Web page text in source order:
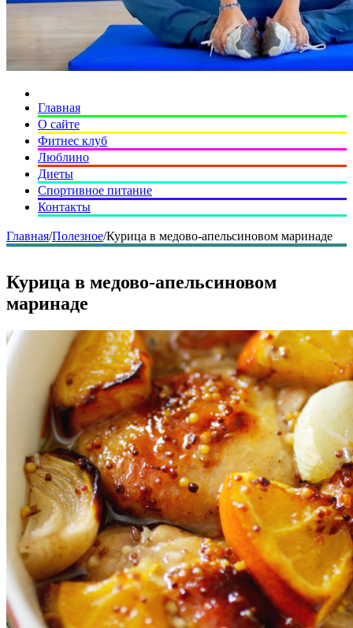
Главная
О сайте
Фитнес клуб
Люблино
Диеты
Спортивное питание
Контакты
Главная/Полезное/Курица в медово-апельсиновом маринаде
Курица в медово-апельсиновом
маринаде